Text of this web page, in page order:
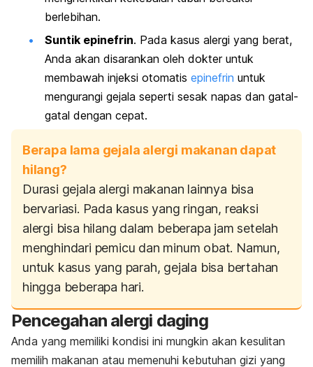
berlebihan.
Suntik epinefrin. Pada kasus alergi yang berat,
Anda akan disarankan oleh dokter untuk
membawah injeksi otomatis epinefrin untuk
mengurangi gejala seperti sesak napas dan gatal-
gatal dengan cepat.
Berapa lama gejala alergi makanan dapat
hilang?
Durasi gejala alergi makanan lainnya bisa
bervariasi. Pada kasus yang ringan, reaksi
alergi bisa hilang dalam beberapa jam setelah
menghindari pemicu dan minum obat. Namun,
untuk kasus yang parah, gejala bisa bertahan
hingga beberapa hari.
Pencegahan alergi daging
Anda yang memiliki kondisi ini mungkin akan kesulitan
memilih makanan atau memenuhi kebutuhan gizi yang